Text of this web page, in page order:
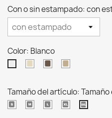
Con o sin estampado: con
Color: Blanco
Blanco Blanco caqui
Tamaño del artículo:
TamañoTamañoTalla
Tamaño